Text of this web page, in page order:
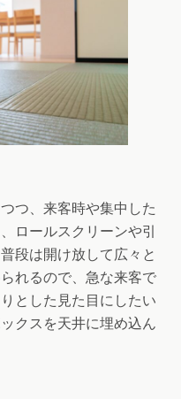
つ、来客時や集中した
ロールスクリーンや引
段は開け放して広々と
れるので、急な来客で
とした見た目にしたい
クスを天井に埋め込ん